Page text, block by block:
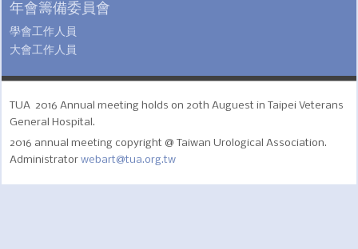
年會籌備委員會
學會工作人員
大會工作人員
TUA 2016 Annual meeting holds on 20th Auguest in Taipei Veterans
General Hospital.
2016 annual meeting copyright @ Taiwan Urological Association.
Administrator webart@tua.org.tw